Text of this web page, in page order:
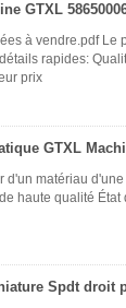
à vendre.pdf Le
rapides:
prix
d'un matériau
haute qualité